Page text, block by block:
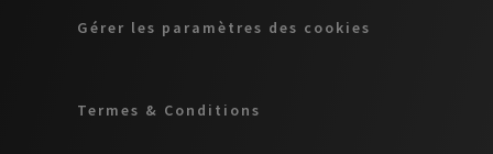
Gérer les paramètres des cookies
Termes & Conditions